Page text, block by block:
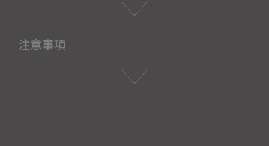
注意事項